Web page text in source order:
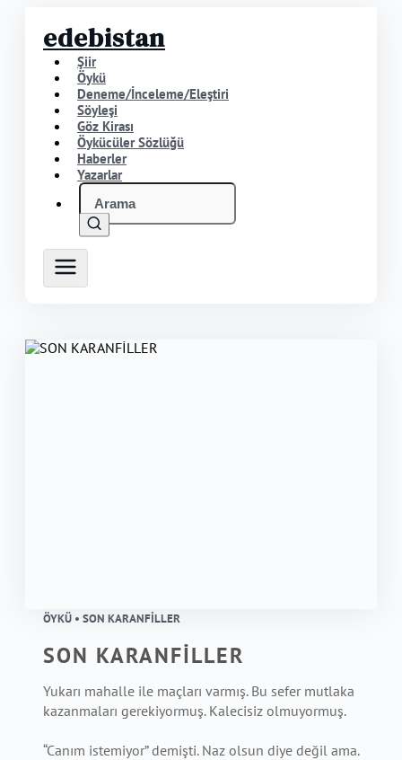
edebistan
Şiir
Öykü
Deneme/İnceleme/Eleştiri
Söyleşi
Göz Kirası
Öykücüler Sözlüğü
Haberler
Yazarlar
ÖYKÜ • SON KARANFİLLER
SON KARANFİLLER
Yukarı mahalle ile maçları varmış. Bu sefer mutlaka
kazanmaları gerekiyormuş. Kalecisiz olmuyormuş.
“Canım istemiyor” demişti. Naz olsun diye değil ama.